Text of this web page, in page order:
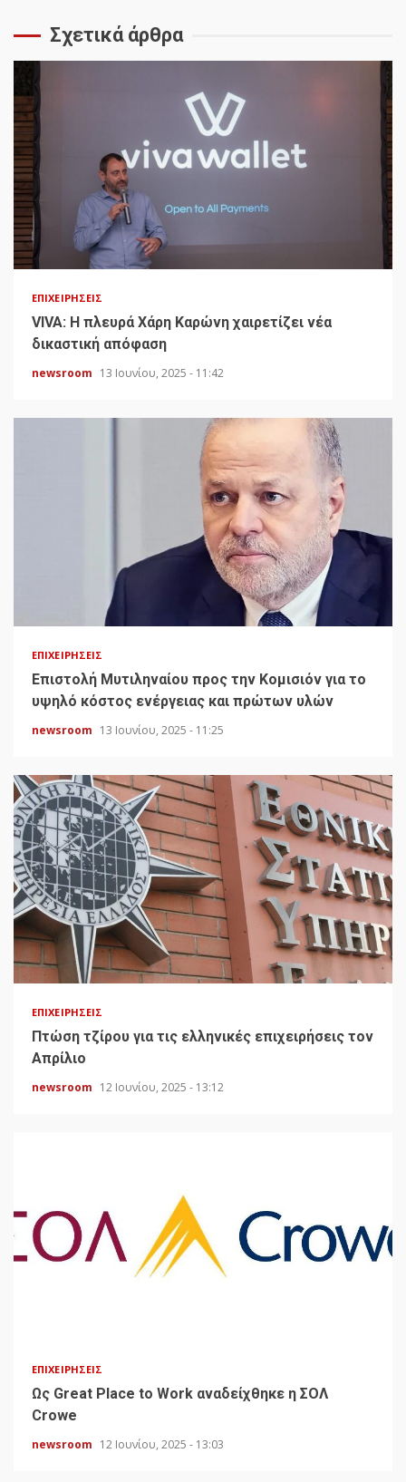
Σχετικά άρθρα
ΕΠΙΧΕΙΡΉΣΕΙΣ
VIVA: Η πλευρά Χάρη Καρώνη χαιρετίζει νέα
δικαστική απόφαση
newsroom 13 Ιουνίου, 2025 - 11:42
ΕΠΙΧΕΙΡΉΣΕΙΣ
Επιστολή Μυτιληναίου προς την Κομισιόν για το
υψηλό κόστος ενέργειας και πρώτων υλών
newsroom 13 Ιουνίου, 2025 - 11:25
ΕΠΙΧΕΙΡΉΣΕΙΣ
Πτώση τζίρου για τις ελληνικές επιχειρήσεις τον
Απρίλιο
newsroom 12 Ιουνίου, 2025 - 13:12
ΕΠΙΧΕΙΡΉΣΕΙΣ
Ως Great Place to Work αναδείχθηκε η ΣΟΛ
Crowe
newsroom 12 Ιουνίου, 2025 - 13:03